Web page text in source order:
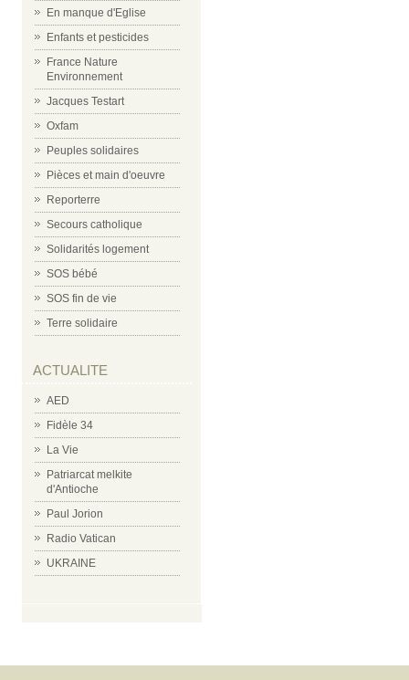
En manque d'Eglise
Enfants et pesticides
France Nature
Environnement
Jacques Testart
Oxfam
Peuples solidaires
Pièces et main d'oeuvre
Reporterre
Secours catholique
Solidarités logement
SOS bébé
SOS fin de vie
Terre solidaire
ACTUALITE
AED
Fidèle 34
La Vie
Patriarcat melkite
d'Antioche
Paul Jorion
Radio Vatican
UKRAINE